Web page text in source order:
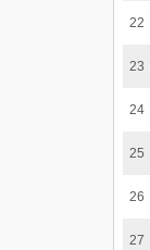
22
23
24
25
26
27